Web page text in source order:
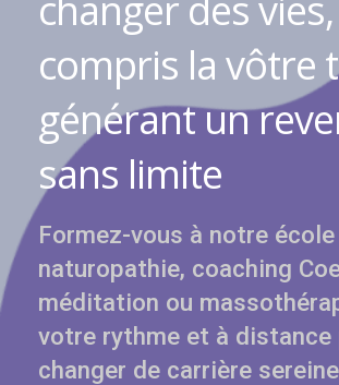
compris la vôtre
générant un
sans limite
Formez-vous à notre école
naturopathie, coaching
méditation ou
votre rythme et à distance
changer de carrière